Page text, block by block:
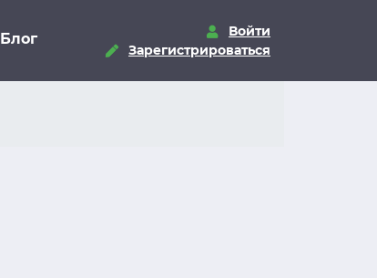
Блог
Войти
Зарегистрироваться